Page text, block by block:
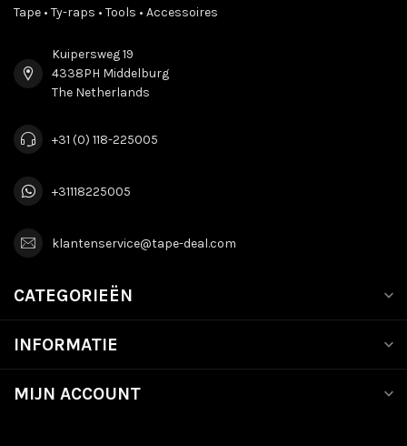
Tape • Ty-raps • Tools • Accessoires
Kuipersweg 19
4338PH Middelburg
The Netherlands
+31 (0) 118-225005
+31118225005
klantenservice@tape-deal.com
CATEGORIEËN
INFORMATIE
MIJN ACCOUNT